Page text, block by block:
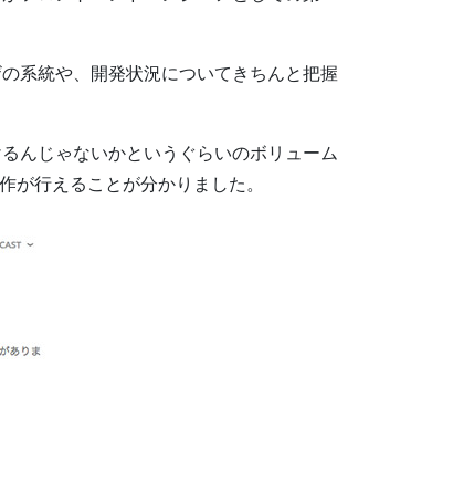
系統や、開発状況についてきちんと把握
んじゃないかというぐらいのボリューム
が行えることが分かりました。